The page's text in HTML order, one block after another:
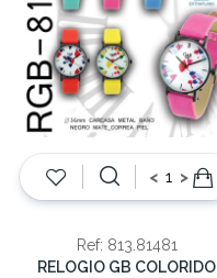
< >
Ref: 813.81481
RELOGIO GB COLORIDO